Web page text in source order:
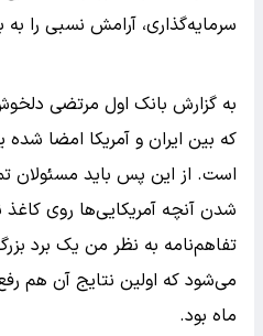
سرمایه‌گذاری، آرامش نسبی را به
به گزارش بانک اول مرتضی
که بین ایران و آمریکا امضا
است. از این پس باید مسئولان
شدن آنچه آمریکایی‌ها روی کاغذ
تفاهم‌نامه به نظر من یک برد
می‌شود که اولین نتایج آن هم
ماه بود.